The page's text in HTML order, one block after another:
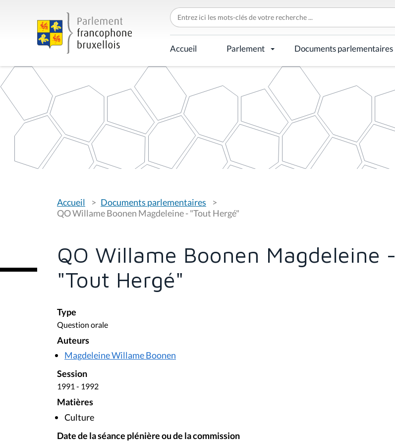
C
h
e
r
c
h
r
p
Accueil Parlement Documents parlementaires
o
u
s
s
Accueil
Documents parlementaires
QO Willame Boonen Magdeleine - "Tout Hergé"
QO Willame Boonen Magdeleine -
"Tout Hergé"
Type
Question orale
Auteurs
Magdeleine Willame Boonen
Session
1991 - 1992
Matières
Culture
Date de la séance plénière ou de la commission